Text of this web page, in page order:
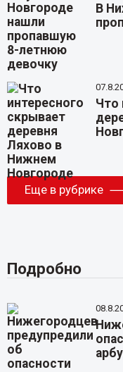
В
Что
Еще в рубрике
Подробно